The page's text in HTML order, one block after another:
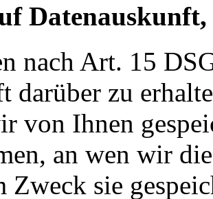
nach Art. 15
darüber zu
von Ihnen
an wen wir
Zweck sie